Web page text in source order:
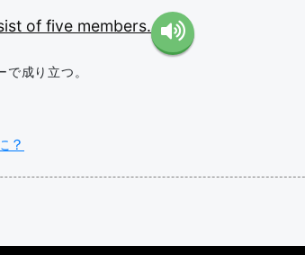
of five members.
成り立つ。
？